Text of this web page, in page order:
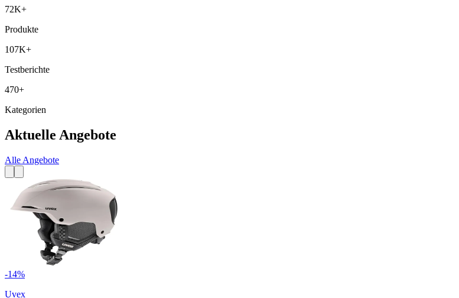
72K+
Produkte
107K+
Testberichte
470+
Kategorien
Aktuelle Angebote
Alle Angebote
-14%
Uvex